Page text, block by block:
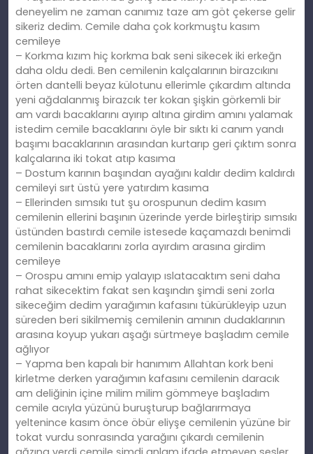
deneyelim ne zaman canımız taze am göt çekerse gelir
sikeriz dedim. Cemile daha çok korkmuştu kasım
cemileye
– Korkma kızım hiç korkma bak seni sikecek iki erkeğn
daha oldu dedi. Ben cemilenin kalçalarının birazcıkını
örten dantelli beyaz külotunu ellerimle çıkardım altında
yeni ağdalanmış birazcık ter kokan şişkin görkemli bir
am vardı bacaklarını ayırıp altına girdim amını yalamak
istedim cemile bacaklarını öyle bir sıktı ki canım yandı
başımı bacaklarının arasından kurtarıp geri çıktım sonra
kalçalarına iki tokat atıp kasıma
– Dostum karının başından ayağını kaldır dedim kaldırdı
cemileyi sırt üstü yere yatırdım kasıma
– Ellerinden sımsıkı tut şu orospunun dedim kasım
cemilenin ellerini başının üzerinde yerde birleştirip sımsıkı
üstünden bastırdı cemile istesede kaçamazdı benimdi
cemilenin bacaklarını zorla ayırdım arasına girdim
cemileye
– Orospu amını emip yalayıp ıslatacaktım seni daha
rahat sikecektim fakat sen kaşındın şimdi seni zorla
sikeceğim dedim yarağımın kafasını tükürükleyip uzun
süreden beri sikilmemiş cemilenin amının dudaklarının
arasına koyup yukarı aşağı sürtmeye başladım cemile
ağlıyor
– Yapma ben kapalı bir hanımım Allahtan kork beni
kirletme derken yarağımın kafasını cemilenin daracık
am deliğinin içine milim milim gömmeye başladım
cemile acıyla yüzünü buruşturup bağlarırmaya
yeltenince kasım önce öbür eliyşe cemilenin yüzüne bir
tokat vurdu sonrasında yarağını çıkardı cemilenin